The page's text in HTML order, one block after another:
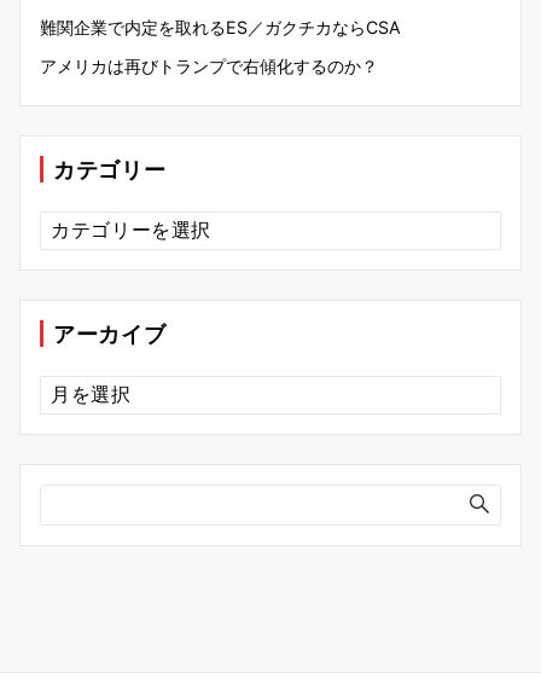
難関企業で内定を取れるES／ガクチカならCSA
アメリカは再びトランプで右傾化するのか？
カテゴリー
カ
テ
ゴ
ー
アーカイブ
ア
ー
カ
ブ